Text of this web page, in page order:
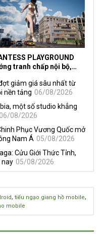
PLAYGROUND
tranh chấp nội bộ,
chiếm đoạt doanh thu
giảm giá sâu nhất từ
nền tảng 06/08/2026
một số studio khẳng
06/08/2026
Phục Vương Quốc mở
Nam Á 05/08/2026
Cửu Giới Thức Tỉnh,
nay 05/08/2026
, tiếu ngạo giang hồ mobile,
mobile